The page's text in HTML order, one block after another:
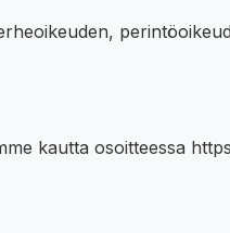
kautta osoitteessa